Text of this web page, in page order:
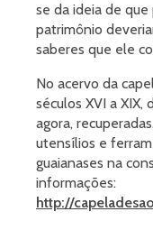
se da ideia de
patrimônio
saberes que ele
No acervo da
séculos XVI a XIX,
agora,
utensílios e
guaianases na
informações:
http://